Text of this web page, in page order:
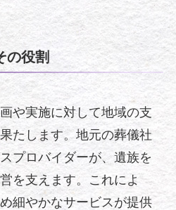
の役割
や実施に対して地域の支
たします。地元の葬儀社
プロバイダーが、遺族を
を支えます。これによ
細やかなサービスが提供